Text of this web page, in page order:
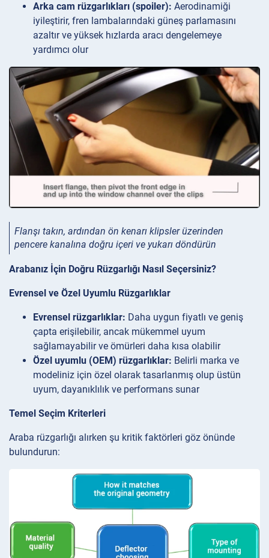
Arka cam rüzgarlıkları (spoiler): Aerodinamiği
iyileştirir, fren lambalarındaki güneş parlamasını
azaltır ve yüksek hızlarda aracı dengelemeye
yardımcı olur
Flanşı takın, ardından ön kenarı klipsler üzerinden
pencere kanalına doğru içeri ve yukarı döndürün
Arabanız İçin Doğru Rüzgarlığı Nasıl Seçersiniz?
Evrensel ve Özel Uyumlu Rüzgarlıklar
Evrensel rüzgarlıklar: Daha uygun fiyatlı ve geniş
çapta erişilebilir, ancak mükemmel uyum
sağlamayabilir ve ömürleri daha kısa olabilir
Özel uyumlu (OEM) rüzgarlıklar: Belirli marka ve
modeliniz için özel olarak tasarlanmış olup üstün
uyum, dayanıklılık ve performans sunar
Temel Seçim Kriterleri
Araba rüzgarlığı alırken şu kritik faktörleri göz önünde
bulundurun: